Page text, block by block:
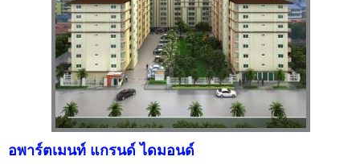
อพาร์ตเมนท์ แกรนด์ ไดมอนด์